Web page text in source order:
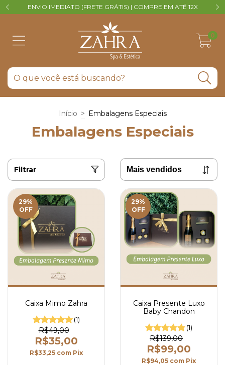
ENVIO IMEDIATO (FRETE GRÁTIS) | COMPRE EM ATÉ 12X
0
Início > Embalagens Especiais
Embalagens Especiais
Filtrar
29%
OFF
Caixa Mimo Zahra
(1)
R$49,00
R$35,00
R$33,25 com Pix
29%
OFF
Caixa Presente Luxo
Baby Chandon
(1)
R$139,00
R$99,00
R$94,05 com Pix